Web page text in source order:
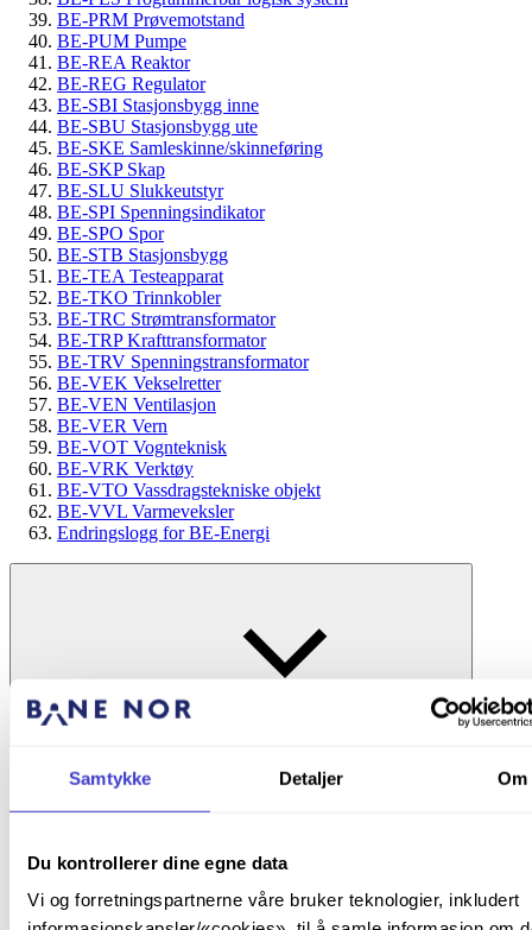
Samtykke Detaljer Om
Du kontrollerer dine egne data
Vi og forretningspartnerne våre bruker teknologier, inkludert
BE-PRM Prøvemotstand
BE-PUM Pumpe
BE-REA Reaktor
BE-REG Regulator
BE-SBI Stasjonsbygg inne
BE-SBU Stasjonsbygg ute
BE-SKE Samleskinne/skinneføring
BE-SKP Skap
BE-SLU Slukkeutstyr
BE-SPI Spenningsindikator
BE-SPO Spor
BE-STB Stasjonsbygg
BE-TEA Testeapparat
BE-TKO Trinnkobler
BE-TRC Strømtransformator
BE-TRP Krafttransformator
BE-TRV Spenningstransformator
BE-VEK Vekselretter
BE-VEN Ventilasjon
BE-VER Vern
BE-VOT Vognteknisk
BE-VRK Verktøy
BE-VTO Vassdragstekniske objekt
BE-VVL Varmeveksler
Endringslogg for BE-Energi
BE-ALA Alarmanlegg
Oppdatert:27. september 2024 27. sep. 2024